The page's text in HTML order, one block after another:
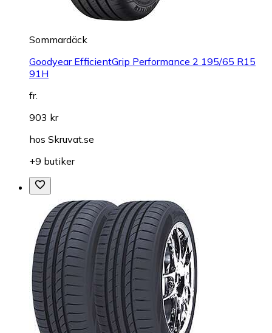
Sommardäck
Goodyear EfficientGrip Performance 2 195/65 R15
91H
fr.
903 kr
hos Skruvat.se
+9 butiker